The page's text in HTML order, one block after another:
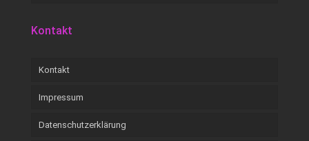
Kontakt
Kontakt
Impressum
Datenschutzerklärung